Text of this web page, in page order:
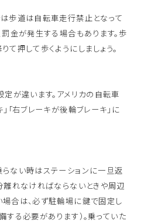
歩道は自転車走行禁止となって
罰金が発生する場合もあります。歩
押して歩くようにしましょう。
定が違います。アメリカの自転車
「右ブレーキが後輪ブレーキ」に
ない時はステーションに一旦返
れなければならないときや周辺
合は、必ず駐輪場に鍵で固定し
する必要があります）。乗っていた